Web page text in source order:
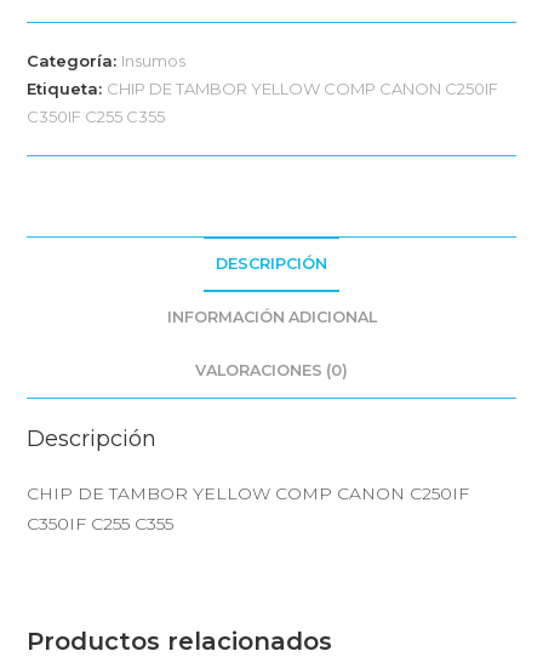
Categoría: Insumos
Etiqueta: CHIP DE TAMBOR YELLOW COMP CANON C250IF
C350IF C255 C355
DESCRIPCIÓN
INFORMACIÓN ADICIONAL
VALORACIONES (0)
Descripción
CHIP DE TAMBOR YELLOW COMP CANON C250IF
C350IF C255 C355
Productos relacionados